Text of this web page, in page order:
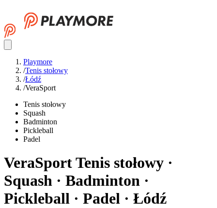
Playmore
/Tenis stołowy
/Łódź
/VeraSport
Tenis stołowy
Squash
Badminton
Pickleball
Padel
VeraSportTenis stołowy ·
Squash · Badminton ·
Pickleball · Padel · Łódź